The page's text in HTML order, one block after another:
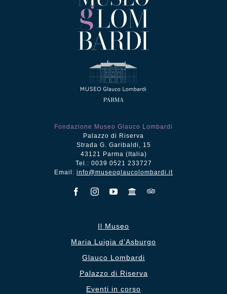
Fondazione Museo Glauco Lombardi
Palazzo di Riserva
Strada G. Garibaldi, 15
43121 Parma (Italia)
Tel.: 0039 0521 233727
Email: info@museoglaucolombardi.it
Il Museo
Maria Luigia d’Asburgo
Glauco Lombardi
Palazzo di Riserva
Eventi in corso